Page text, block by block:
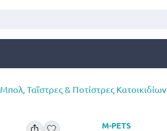
Μπολ, Ταΐστρες & Ποτίστρες Κατοικιδίων
M-PETS